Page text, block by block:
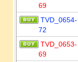
69
TVD_0654-
72
TVD_0653-
69